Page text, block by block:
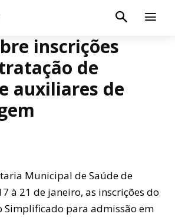
inscrições
de
auxiliares de
Municipal de Saúde de
à 21 de janeiro, as inscrições do
Simplificado para admissão em